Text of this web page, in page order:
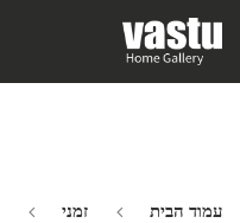
עמוד הבית זמני